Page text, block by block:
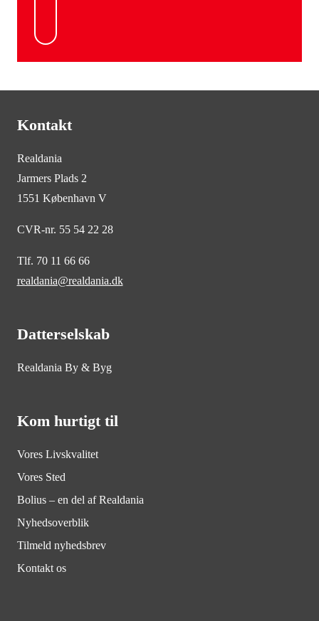
Kontakt
Realdania
Jarmers Plads 2
1551 København V
CVR-nr. 55 54 22 28
Tlf. 70 11 66 66
realdania@realdania.dk
Datterselskab
Realdania By & Byg
Kom hurtigt til
Vores Livskvalitet
Vores Sted
Bolius – en del af Realdania
Nyhedsoverblik
Tilmeld nyhedsbrev
Kontakt os